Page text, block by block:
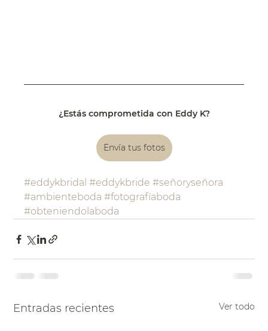
¿Estás comprometida con Eddy K?
Envía tus fotos
#eddykbridal #eddykbride #señoryseñora
#ambienteboda #fotografíaboda
#obteniendolaboda
Entradas recientes Ver todo